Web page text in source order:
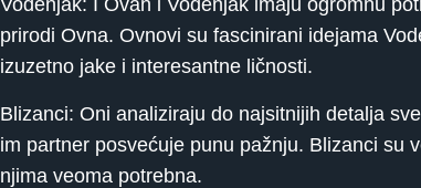
Vodenjak: I Ovan i Vodenjak imaju ogromnu
prirodi Ovna. Ovnovi su fascinirani idejama
izuzetno jake i interesantne ličnosti.
Blizanci: Oni analiziraju do najsitnijih detalja
im partner posvećuje punu pažnju. Blizanci su
njima veoma potrebna.